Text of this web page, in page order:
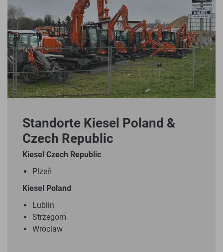
Standorte Kiesel Poland &
Czech Republic
Kiesel Czech Republic
Plzeň
Kiesel Poland
Lublin
Strzegom
Wroclaw